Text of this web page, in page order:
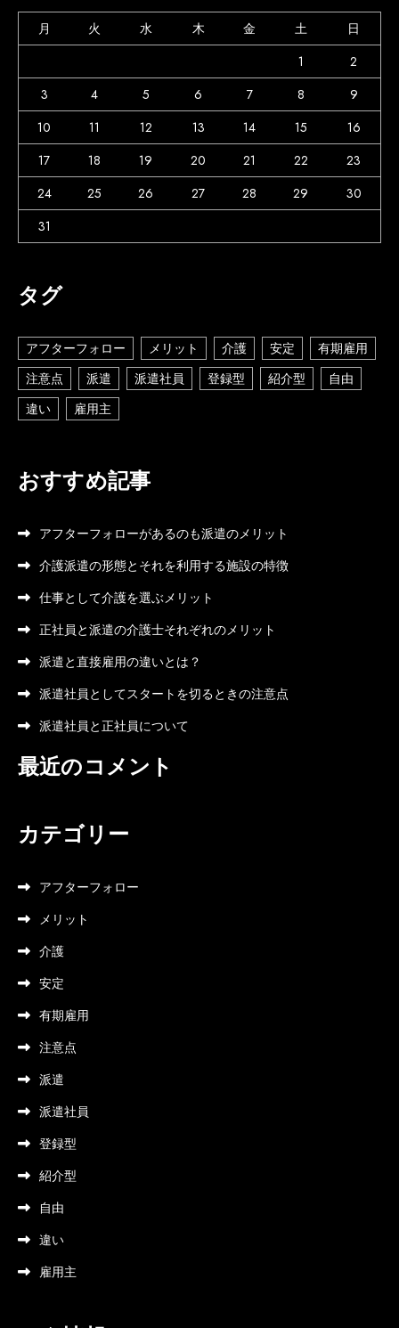
月 火 水 木 金 土
日
1
2
3
4 5 6 7 8
9
10
11 12 13 14 15
16
17
18 19 20 21 22
23
24
25 26 27 28 29
30
31
タグ
アフターフォロー メリット 介護 安定
有期雇用
注意点
派遣 派遣社員 登録型 紹介型
自由
違い
雇用主
おすすめ記事
アフターフォローがあるのも派遣のメリット
介護派遣の形態とそれを利用する施設の特徴
仕事として介護を選ぶメリット
正社員と派遣の介護士それぞれのメリット
派遣と直接雇用の違いとは？
派遣社員としてスタートを切るときの注意点
派遣社員と正社員について
最近のコメント
カテゴリー
アフターフォロー
メリット
介護
安定
有期雇用
注意点
派遣
派遣社員
登録型
紹介型
自由
違い
雇用主